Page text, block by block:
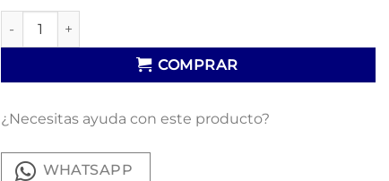
Colchón Fusión cantidad
COMPRAR
¿Necesitas ayuda con este producto?
WHATSAPP